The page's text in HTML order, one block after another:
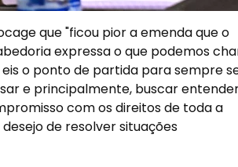
que "ficou pior a emenda que o
expressa o que podemos
o ponto de partida para sempre
e principalmente, buscar
com os direitos de toda a
de resolver situações